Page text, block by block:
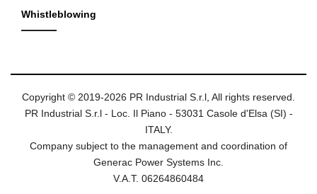
Whistleblowing
Copyright © 2019-2026 PR Industrial S.r.l, All rights reserved.
PR Industrial S.r.l - Loc. Il Piano - 53031 Casole d'Elsa (SI) -
ITALY.
Company subject to the management and coordination of
Generac Power Systems Inc.
V.A.T. 06264860484